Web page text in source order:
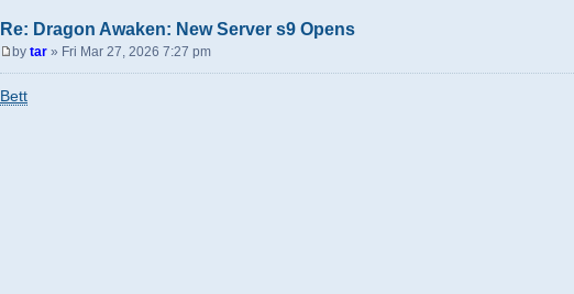
Re: Dragon Awaken: New Server s9 Opens
s
by tar » Fri Mar 27, 2026 7:27 pm
Bett